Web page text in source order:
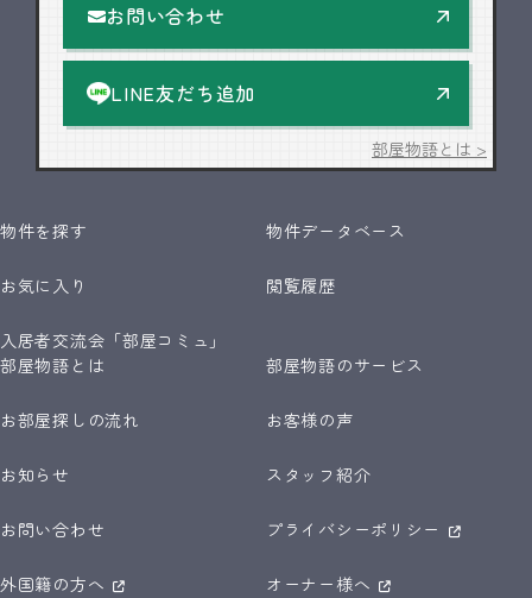
お問い合わせ
LINE友だち追加
部屋物語とは >
物件を探す 物件データベース
お気に入り 閲覧履歴
入居者交流会「部屋コミュ」
部屋物語とは
部屋物語のサービス
お部屋探しの流れ お客様の声
お知らせ スタッフ紹介
お問い合わせ プライバシーポリシー
外国籍の方へ
オーナー様へ